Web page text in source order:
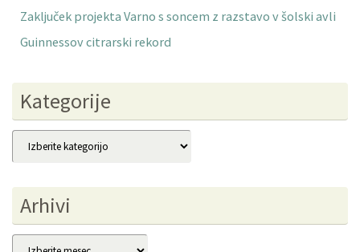
Zaključek projekta Varno s soncem z razstavo v šolski avli
Guinnessov citrarski rekord
Kategorije
Kategorije
Arhivi
Arhivi